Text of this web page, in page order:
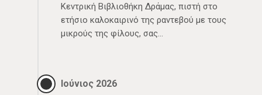
Κεντρική Βιβλιοθήκη Δράμας, πιστή στο
ετήσιο καλοκαιρινό της ραντεβού με τους
μικρούς της φίλους, σας…
Ιούνιος 2026